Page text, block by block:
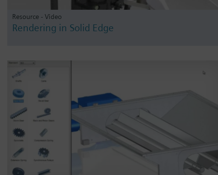
Resource - Video
Rendering in Solid Edge